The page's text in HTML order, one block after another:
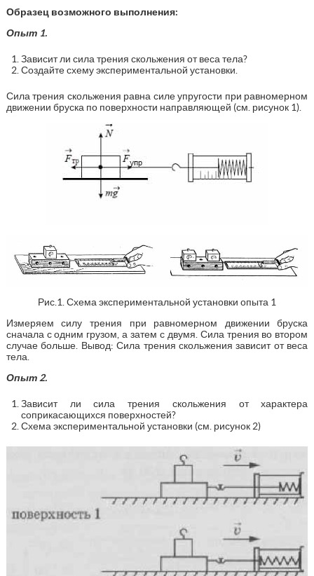
Образец возможного выполнения:
Опыт 1.
Зависит ли сила трения скольжения от веса тела?
Создайте схему экспериментальной установки.
Сила трения скольжения равна силе упругости при равномерном
движении бруска по поверхности направляющей (см. рисунок 1).
Рис.1. Схема экспериментальной установки опыта 1
Измеряем силу трения при равномерном движении бруска
сначала с одним грузом, а затем с двумя. Сила трения во втором
случае больше. Вывод: Сила трения скольжения зависит от веса
тела.
Опыт 2.
Зависит ли сила трения скольжения от характера
соприкасающихся поверхностей?
Схема экспериментальной установки (см. рисунок 2)